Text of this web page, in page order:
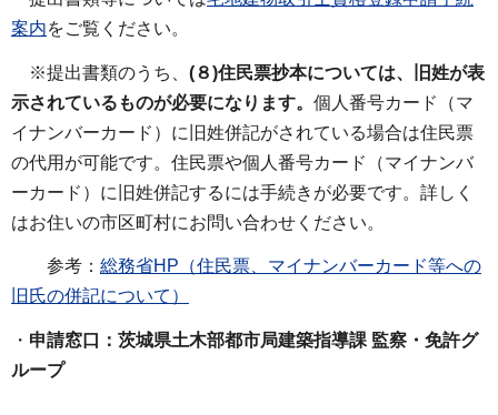
案内をご覧ください。
※提出書類のうち、 (８)住民票抄本については、旧姓が表
示されているものが必要になります。 個人番号カード（マ
イナンバーカード）に旧姓併記がされている場合は住民票
の代用が可能です。住民票や個人番号カード（マイナンバ
ーカード）に旧姓併記するには手続きが必要です。詳しく
はお住いの市区町村にお問い合わせください。
参考： 総務省HP（住民票、マイナンバーカード等への
旧氏の併記について）
・ 申請窓口：茨城県土木部都市局建築指導課 監察・免許グ
ループ